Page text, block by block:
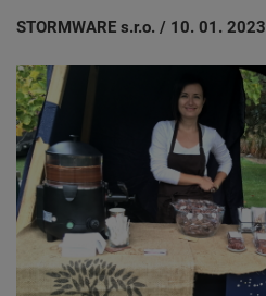
STORMWARE s.r.o. / 10. 01. 2023